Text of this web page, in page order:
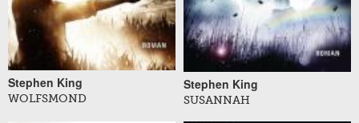
Stephen King
WOLFSMOND
Stephen King
SUSANNAH